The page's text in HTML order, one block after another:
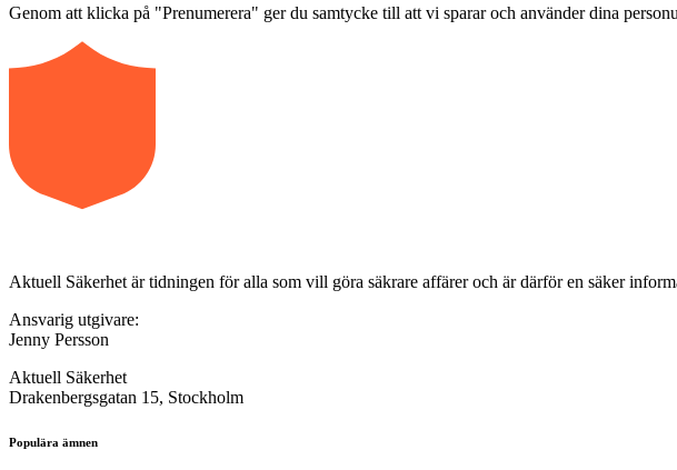
Genom att klicka på "Prenumerera" ger du samtycke till att vi sparar och använder dina
Aktuell Säkerhet är tidningen för alla som vill göra säkrare affärer och är därför en säker
Ansvarig utgivare:
Jenny Persson
Aktuell Säkerhet
Drakenbergsgatan 15, Stockholm
Populära ämnen